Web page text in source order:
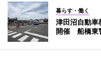
暮らす・働く
津田沼自動車
開催 船橋東